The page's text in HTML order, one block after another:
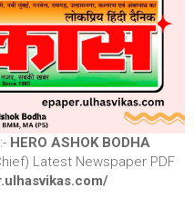
HERO ASHOK BODHA
Latest Newspaper PDF